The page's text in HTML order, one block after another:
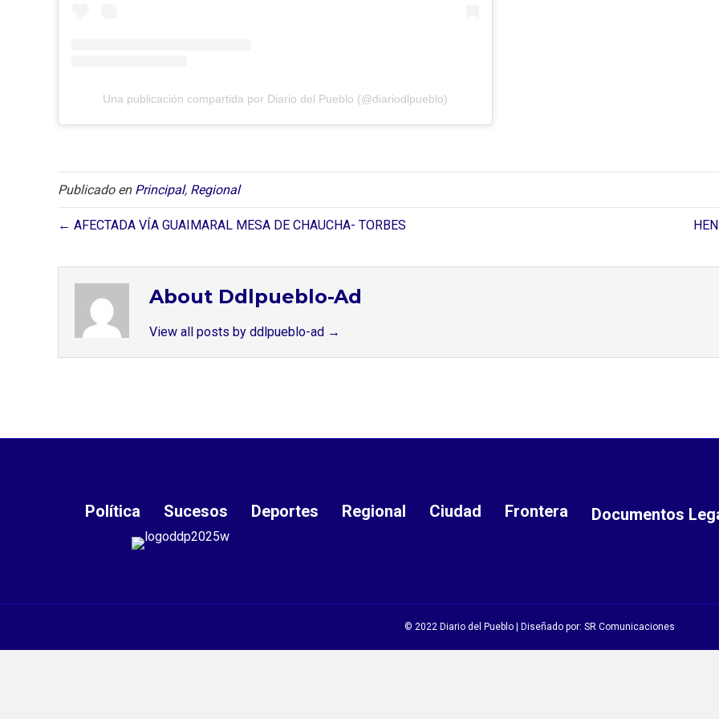
Una publicación compartida por Diario del Pueblo (@diariodlpueblo)
Publicado en Principal, Regional
← AFECTADA VÍA GUAIMARAL MESA DE CHAUCHA- TORBES
About Ddlpueblo-Ad
View all posts by ddlpueblo-ad →
Política Sucesos Deportes Regional Ciudad Frontera Documentos
© 2022 Diario del Pueblo | Diseñado por: SR Comunicaciones